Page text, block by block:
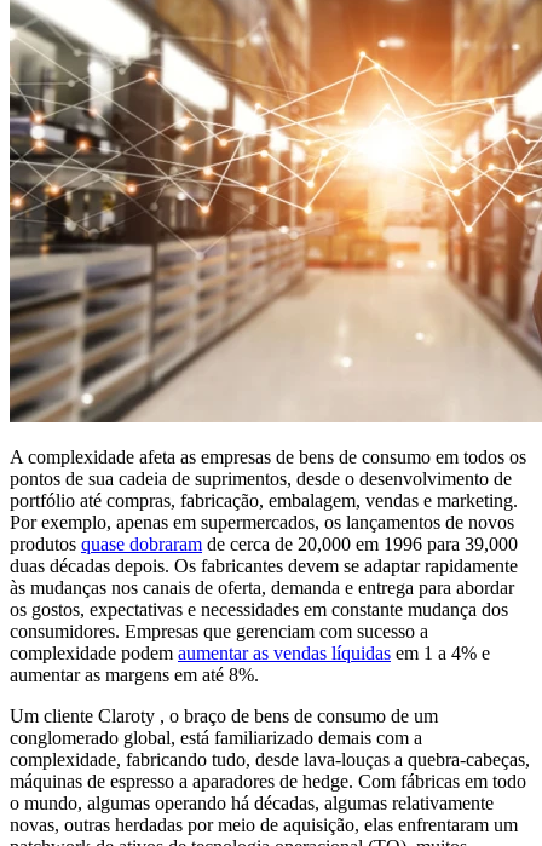
A complexidade afeta as empresas de bens de consumo em todos os
pontos de sua cadeia de suprimentos, desde o desenvolvimento de
portfólio até compras, fabricação, embalagem, vendas e marketing.
Por exemplo, apenas em supermercados, os lançamentos de novos
produtos quase dobraram de cerca de 20,000 em 1996 para 39,000
duas décadas depois. Os fabricantes devem se adaptar rapidamente
às mudanças nos canais de oferta, demanda e entrega para abordar
os gostos, expectativas e necessidades em constante mudança dos
consumidores. Empresas que gerenciam com sucesso a
complexidade podem aumentar as vendas líquidas em 1 a 4% e
aumentar as margens em até 8%.
Um cliente Claroty , o braço de bens de consumo de um
conglomerado global, está familiarizado demais com a
complexidade, fabricando tudo, desde lava-louças a quebra-cabeças,
máquinas de espresso a aparadores de hedge. Com fábricas em todo
o mundo, algumas operando há décadas, algumas relativamente
novas, outras herdadas por meio de aquisição, elas enfrentaram um